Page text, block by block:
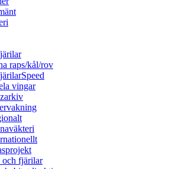
raps/kål/rov
vingar
och fjärilar